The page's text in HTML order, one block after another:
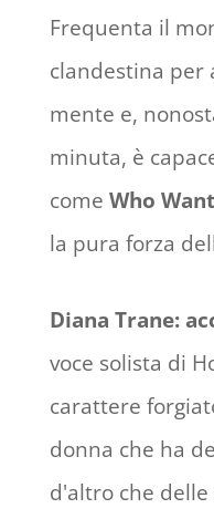
Frequenta il
clandestina per
mente e,
minuta, è
come Who
la pura forza
Diana Trane:
voce solista di
carattere
donna che ha
d'altro che delle